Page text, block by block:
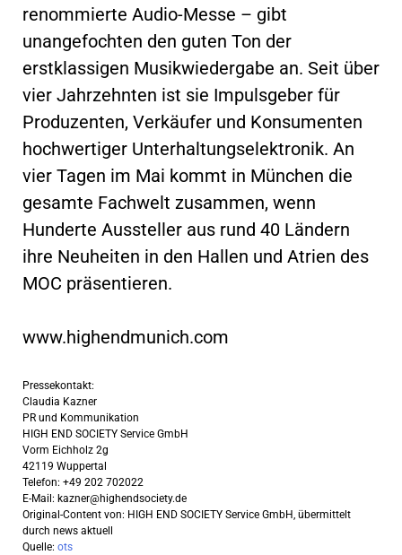
renommierte Audio-Messe – gibt
unangefochten den guten Ton der
erstklassigen Musikwiedergabe an. Seit über
vier Jahrzehnten ist sie Impulsgeber für
Produzenten, Verkäufer und Konsumenten
hochwertiger Unterhaltungselektronik. An
vier Tagen im Mai kommt in München die
gesamte Fachwelt zusammen, wenn
Hunderte Aussteller aus rund 40 Ländern
ihre Neuheiten in den Hallen und Atrien des
MOC präsentieren.
www.highendmunich.com
Pressekontakt:
Claudia Kazner
PR und Kommunikation
HIGH END SOCIETY Service GmbH
Vorm Eichholz 2g
42119 Wuppertal
Telefon: +49 202 702022
E-Mail: kazner@highendsociety.de
Original-Content von: HIGH END SOCIETY Service GmbH, übermittelt
durch news aktuell
Quelle: ots